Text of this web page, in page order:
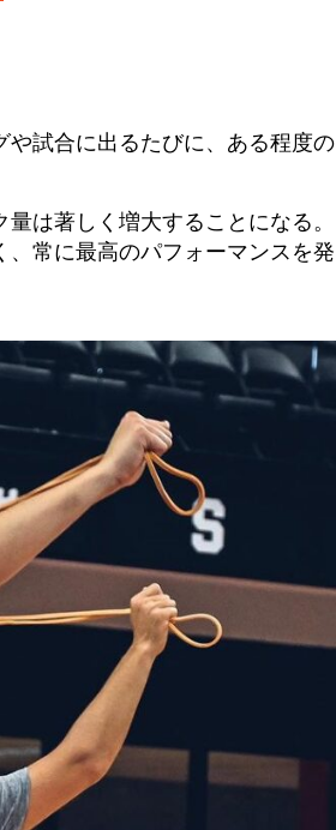
試合に出るたびに、ある程度の
は著しく増大することになる。
常に最高のパフォーマンスを発